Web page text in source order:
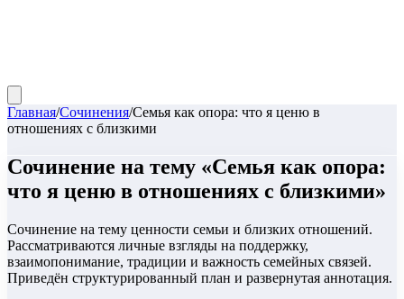
Главная/Сочинения/Семья как опора: что я ценю в
отношениях с близкими
Сочинение на тему «Семья как опора:
что я ценю в отношениях с близкими»
Сочинение на тему ценности семьи и близких отношений.
Рассматриваются личные взгляды на поддержку,
взаимопонимание, традиции и важность семейных связей.
Приведён структурированный план и развернутая аннотация.